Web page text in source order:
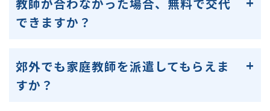
できますか？
郊外でも家庭教師を派遣してもらえま
すか？